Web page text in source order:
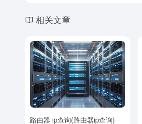
相关文章
路由器 ip查询(路由器ip查询)